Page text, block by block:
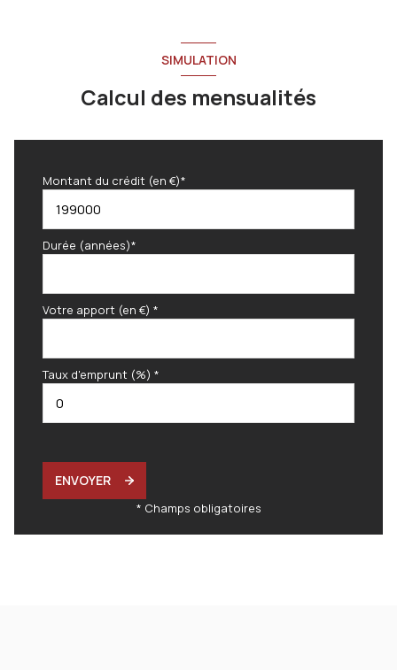
SIMULATION
Calcul des mensualités
Montant du crédit (en €)*
Durée (années)*
Votre apport (en €) *
Taux d'emprunt (%) *
ENVOYER
* Champs obligatoires